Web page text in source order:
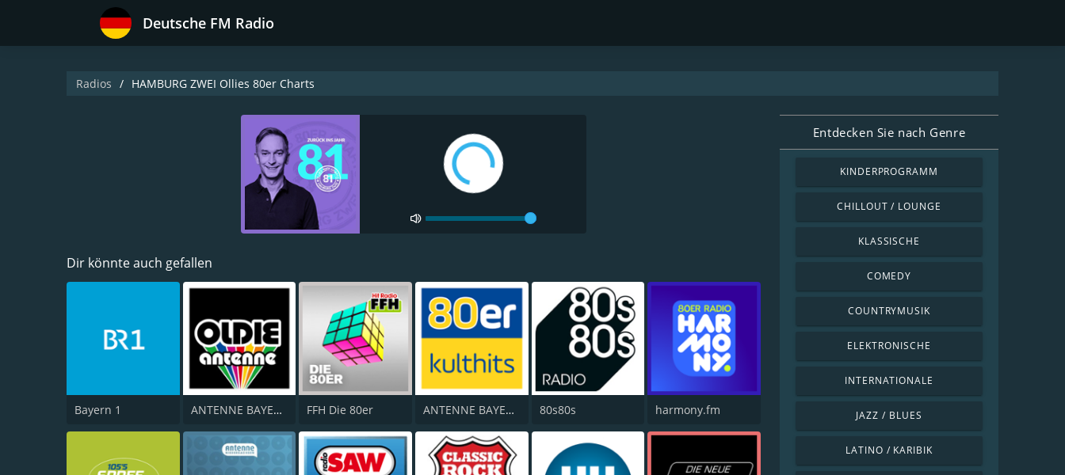
Deutsche FM Radio
Radios HAMBURG ZWEI Ollies 80er Charts
Dir könnte auch gefallen
Bayern 1 ANTENNE BAYERN Oldies but Goldies FFH Die 80er ANTENNE BAYERN 80er Kulthits 80s80s harmony.fm
Entdecken Sie nach Genre
KINDERPROGRAMM
CHILLOUT / LOUNGE
KLASSISCHE
COMEDY
COUNTRYMUSIK
ELEKTRONISCHE
INTERNATIONALE
JAZZ / BLUES
LATINO / KARIBIK